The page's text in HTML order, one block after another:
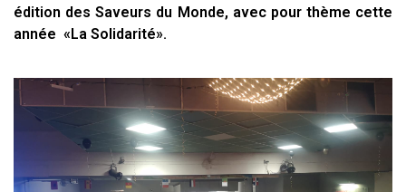
édition des Saveurs du Monde, avec pour thème cette
année «La Solidarité».